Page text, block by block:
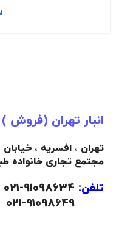
انبار تهران (فروش )
تهران ، افسریه ،
مجتمع تجاری خانواده
تلفن: